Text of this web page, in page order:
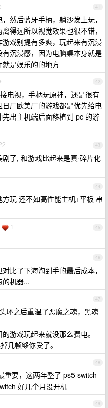
41
然后蓝牙手柄，躺沙发上玩，
得远所以视觉效果也很不错，
戏别提有多爽，玩起来有沉浸
沉浸感，因为电脑桌本身就是
是娱乐的的地方
42
电视，手柄玩原神，还是很有
厂欧美厂的游戏都是优先给电
出主机端后面移植到 pc 的游
43
了, 和游戏比起来是真·碎片化
44
玩 还不如高性能主机+平板 串
45
1
46
比了下海淘到手的最后成本，
的机器...
47
环之后重温了恶魔之魂，黑魂
游戏玩起来就没那么费电。
几帧够你受了。
48
重要，这两年整了 ps5 switch
好几个月没开机
49